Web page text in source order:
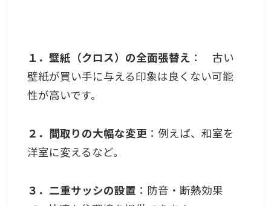
１．壁紙（クロス）の全面張替え ： 古い
壁紙が買い手に与える印象は良くない可能
性が高いです。
２．間取りの大幅な変更 ：例えば、和室を
洋室に変えるなど。
３．二重サッシの設置 ：防音・断熱効果